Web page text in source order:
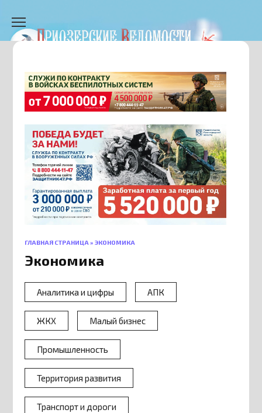
содержанию
ГЛАВНАЯ СТРАНИЦА »ЭКОНОМИКА
Экономика
Аналитика и цифры АПК
ЖКХ Малый бизнес
Промышленность
Территория развития
Транспорт и дороги